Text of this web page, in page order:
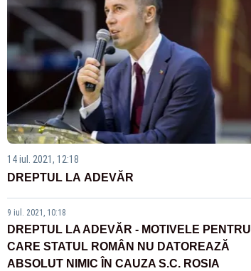
14 iul. 2021, 12:18
DREPTUL LA ADEVĂR
9 iul. 2021, 10:18
DREPTUL LA ADEVĂR - MOTIVELE PENTRU
CARE STATUL ROMÂN NU DATOREAZĂ
ABSOLUT NIMIC ÎN CAUZA S.C. ROSIA